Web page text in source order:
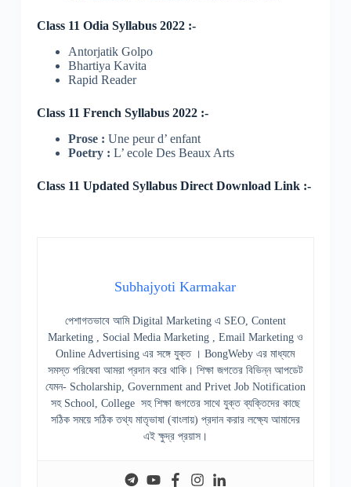
Class 11 Odia Syllabus 2022 :-
Antorjatik Golpo
Bhartiya Kavita
Rapid Reader
Class 11 French Syllabus 2022 :-
Prose : Une peur d’ enfant
Poetry : L’ ecole Des Beaux Arts
Class 11 Updated Syllabus Direct Download Link :-
Subhajyoti Karmakar
পেশাগতভাবে আমি Digital Marketing এ SEO, Content
Marketing , Social Media Marketing , Email Marketing ও
Online Advertising এর সঙ্গে যুক্ত । BongWeby এর মাধ্যমে
সমস্ত পরিষেবা আমরা প্রদান করে থাকি। শিক্ষা জগতের বিভিন্ন আপডেট
যেমন- Scholarship, Government and Privet Job Notification
সহ School, College সহ শিক্ষা জগতের সাথে যুক্ত ব্যক্তিদের কাছে
সঠিক সময়ে সঠিক তথ্য মাতৃভাষা (বাংলায়) প্রদান করার লক্ষ্যে আমাদের
এই ক্ষুদ্র প্রয়াস।